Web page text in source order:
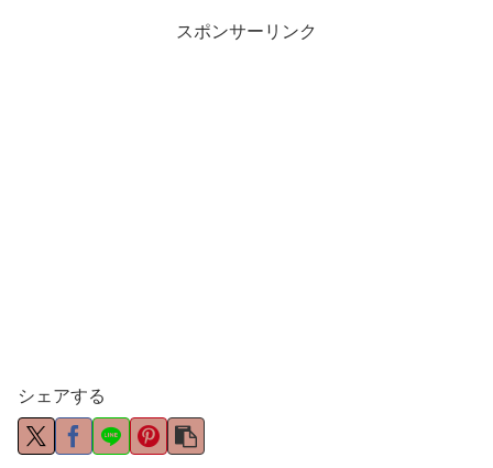
スポンサーリンク
シェアする